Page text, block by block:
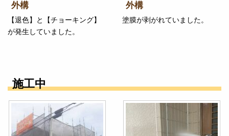
外構
【退色】と【チョーキング】
が発生していました。
外構
塗膜が剥がれていました。
施工中